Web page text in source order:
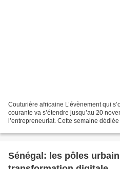
Couturière africaine L’évènement qui
courante va s’étendre jusqu’au 20
l’entrepreneuriat. Cette semaine
Sénégal: les pôles